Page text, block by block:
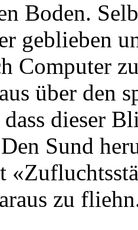
Boden.
geblieben
Computer
über den
dieser
Sund
zu